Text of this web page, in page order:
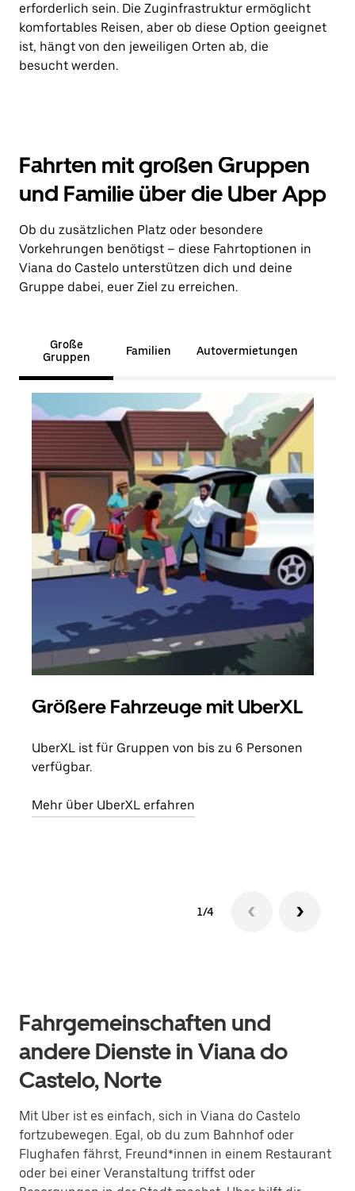
erforderlich sein. Die Zuginfrastruktur ermöglicht
komfortables Reisen, aber ob diese Option geeignet
ist, hängt von den jeweiligen Orten ab, die
besucht werden.
Fahrten mit großen Gruppen
und Familie über die Uber App
Ob du zusätzlichen Platz oder besondere
Vorkehrungen benötigst – diese Fahrtoptionen in
Viana do Castelo unterstützen dich und deine
Gruppe dabei, euer Ziel zu erreichen.
Große
Gruppen
Familien Autovermietungen
Größere Fahrzeuge mit UberXL
UberXL ist für Gruppen von bis zu 6 Personen
verfügbar.
Mehr über UberXL erfahren
1/4
Fahrgemeinschaften und
andere Dienste in Viana do
Castelo, Norte
Mit Uber ist es einfach, sich in Viana do Castelo
fortzubewegen. Egal, ob du zum Bahnhof oder
Flughafen fährst, Freund*innen in einem Restaurant
oder bei einer Veranstaltung triffst oder